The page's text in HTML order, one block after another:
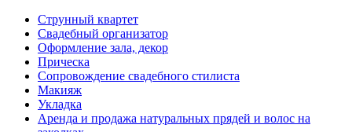
Струнный квартет
Свадебный организатор
Оформление зала, декор
Прическа
Сопровождение свадебного стилиста
Макияж
Укладка
Аренда и продажа натуральных прядей и волос на